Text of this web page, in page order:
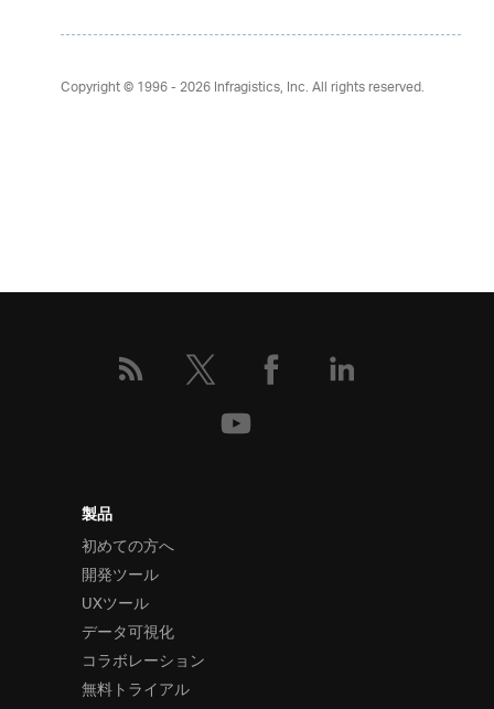
Copyright © 1996 - 2026Infragistics, Inc. All rights reserved.
製品
初めての方へ
開発ツール
UXツール
データ可視化
コラボレーション
無料トライアル